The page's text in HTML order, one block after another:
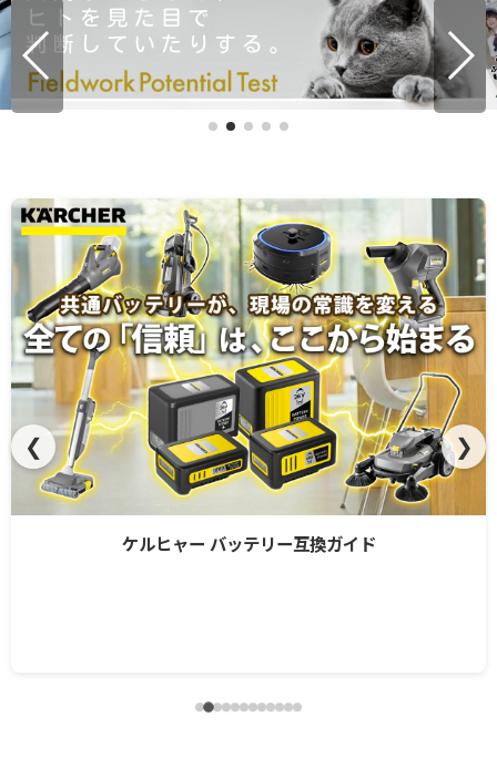
「稼ぐ力」まで教えるエアコンクリーニングスクール
❮ ❯